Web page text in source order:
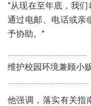
“从现在至年底，我
通过电邮、电话或亲
予协助。”
…………………………………….
维护校园环境兼顾小
……………………………………..
他强调，落实有关指